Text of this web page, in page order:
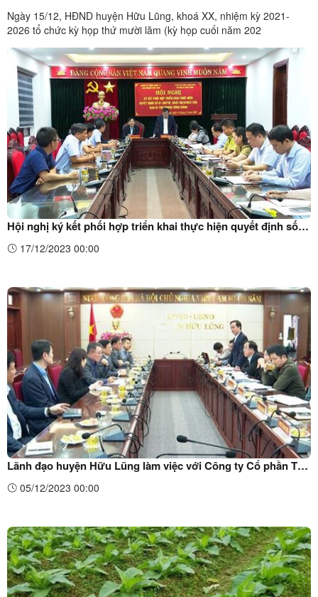
Ngày 15/12, HĐND huyện Hữu Lũng, khoá XX, nhiệm kỳ 2021-
2026 tổ chức kỳ họp thứ mười lăm (kỳ họp cuối năm 202
Hội nghị ký kết phối hợp triển khai thực hiện quyết định số
61-QĐ/TW, ngày 8/3/2022 của Ban Bí thư Trung ương Đảng
17/12/2023 00:00
Lãnh đạo huyện Hữu Lũng làm việc với Công ty Cổ phần Tập
đoàn Gia Định
05/12/2023 00:00